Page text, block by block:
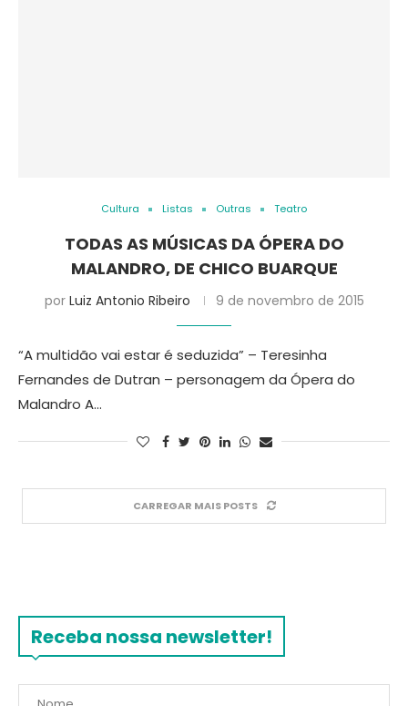
Cultura Listas Outras Teatro
TODAS AS MÚSICAS DA ÓPERA DO
MALANDRO, DE CHICO BUARQUE
por Luiz Antonio Ribeiro 9 de novembro de 2015
“A multidão vai estar é seduzida” – Teresinha
Fernandes de Dutran – personagem da Ópera do
Malandro A…
CARREGAR MAIS POSTS
Receba nossa newsletter!